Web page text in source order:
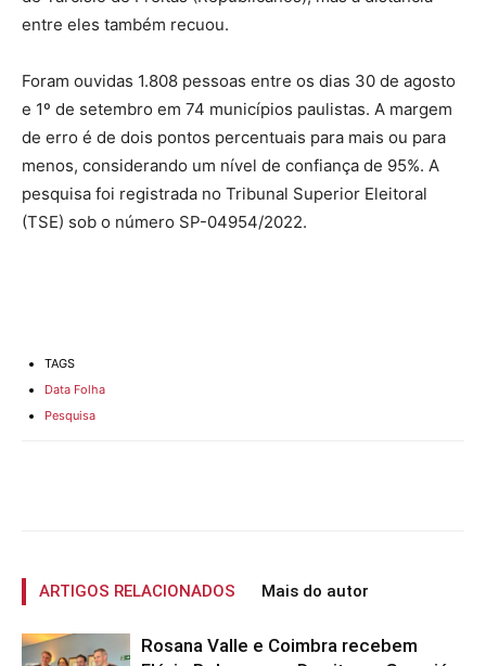
entre eles também recuou.
Foram ouvidas 1.808 pessoas entre os dias 30 de agosto
e 1º de setembro em 74 municípios paulistas. A margem
de erro é de dois pontos percentuais para mais ou para
menos, considerando um nível de confiança de 95%. A
pesquisa foi registrada no Tribunal Superior Eleitoral
(TSE) sob o número SP-04954/2022.
TAGS
Data Folha
Pesquisa
ARTIGOS RELACIONADOS Mais do autor
Rosana Valle e Coimbra recebem